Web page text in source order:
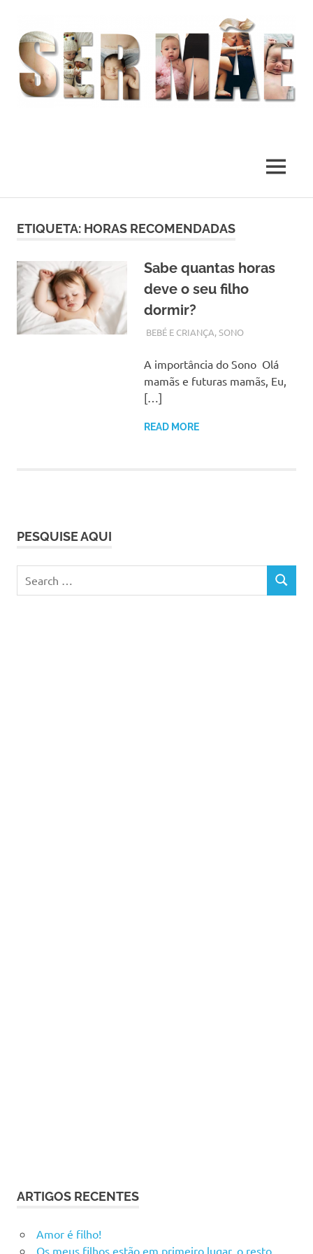
MENU
ETIQUETA: HORAS RECOMENDADAS
Sabe quantas horas
deve o seu filho
dormir?
SETEMBRO 18, 2017
ADMIN
BEBÉ E CRIANÇA,SONO
A importância do Sono Olá
mamãs e futuras mamãs, Eu,
[…]
READ MORE
PESQUISE AQUI
for:
SEARCH
ARTIGOS RECENTES
Amor é filho!
Os meus filhos estão em primeiro lugar, o resto